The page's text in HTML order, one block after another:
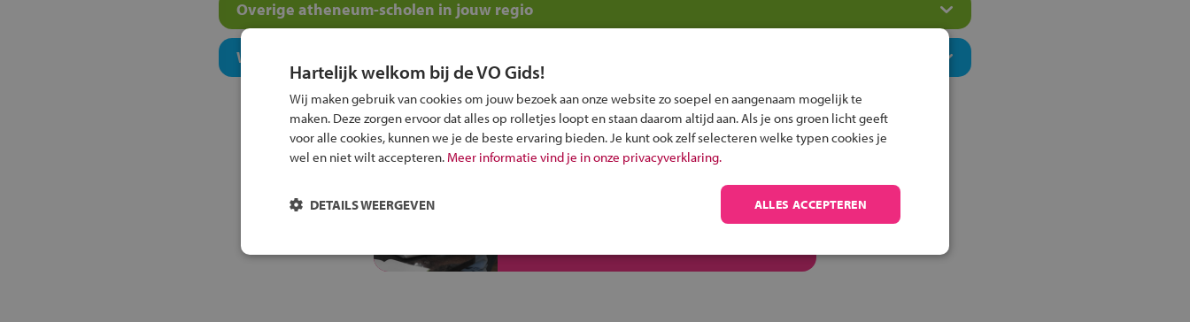
Overige atheneum-scholen in jouw regio
Welk onderwijsconcept past bij jou?
Alle informatie om je kind aan te melden bij
Hartelijk welkom bij de VO Gids!
Wij maken gebruik van cookies om jouw bezoek aan onze website zo soepel en aangenaam mogelijk te
maken. Deze zorgen ervoor dat alles op rolletjes loopt en staan daarom altijd aan. Als je ons groen licht geeft
voor alle cookies, kunnen we je de beste ervaring bieden. Je kunt ook zelf selecteren welke typen cookies je
wel en niet wilt accepteren. Meer informatie vind je in onze privacyverklaring.
ALLES ACCEPTEREN
DETAILS WEERGEVEN